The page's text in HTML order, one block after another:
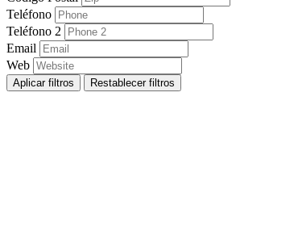
Teléfono
Teléfono 2
Email
Web
Aplicar filtros Restablecer filtros